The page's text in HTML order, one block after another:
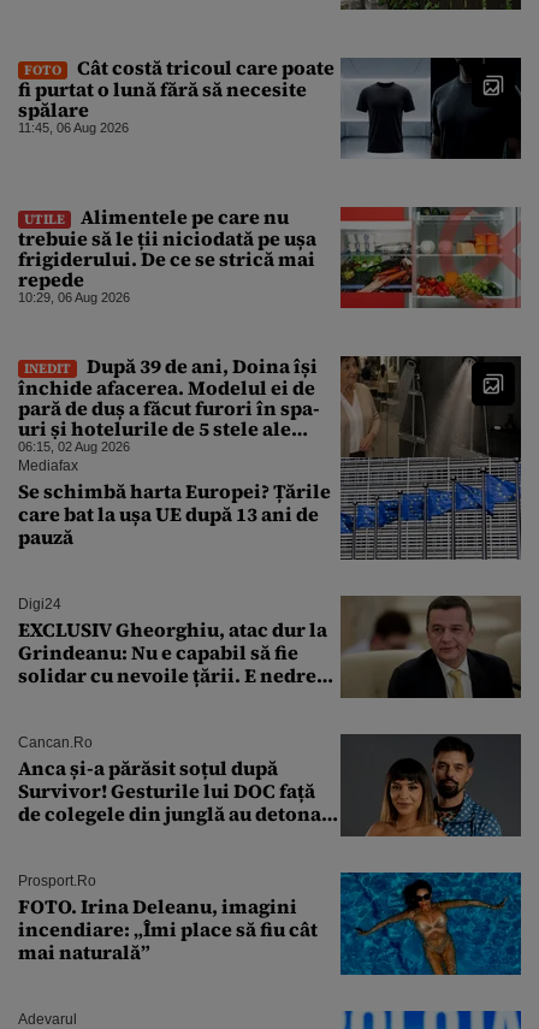
FOTO
Cât costă tricoul care poate
fi purtat o lună fără să necesite
spălare
11:45, 06 Aug 2026
UTILE
Alimentele pe care nu
trebuie să le ții niciodată pe ușa
frigiderului. De ce se strică mai
repede
10:29, 06 Aug 2026
INEDIT
După 39 de ani, Doina își
închide afacerea. Modelul ei de
pară de duș a făcut furori în spa-
uri și hotelurile de 5 stele ale
lumii. Ce nu a mai mers
06:15, 02 Aug 2026
Mediafax
Se schimbă harta Europei? Țările
care bat la ușa UE după 13 ani de
pauză
Digi24
EXCLUSIV Gheorghiu, atac dur la
Grindeanu: Nu e capabil să fie
solidar cu nevoile țării. E nedrept
Cancan.ro
Anca și-a părăsit soțul după
Survivor! Gesturile lui DOC față
de colegele din junglă au detonat
Prosport.ro
FOTO. Irina Deleanu, imagini
incendiare: „Îmi place să fiu cât
mai naturală”
Adevarul